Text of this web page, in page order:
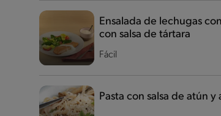
Fácil
Ensalada de lechugas
con salsa de tártara
Pasta con salsa de atún y